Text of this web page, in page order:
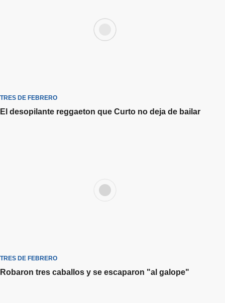
TRES DE FEBRERO
El desopilante reggaeton que Curto no deja de bailar
TRES DE FEBRERO
Robaron tres caballos y se escaparon "al galope"